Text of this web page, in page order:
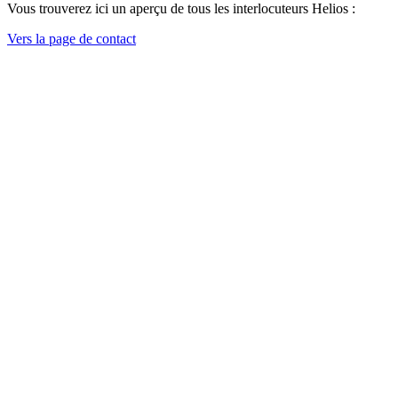
Vous trouverez ici un aperçu de tous les interlocuteurs Helios :
Vers la page de contact